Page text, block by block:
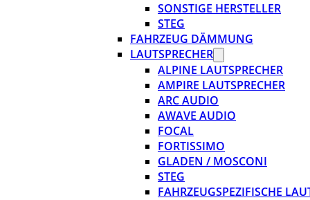
SONSTIGE HERSTELLER
STEG
FAHRZEUG DÄMMUNG
LAUTSPRECHER
ALPINE LAUTSPRECHER
AMPIRE LAUTSPRECHER
ARC AUDIO
AWAVE AUDIO
FOCAL
FORTISSIMO
GLADEN / MOSCONI
STEG
FAHRZEUGSPEZIFISCHE